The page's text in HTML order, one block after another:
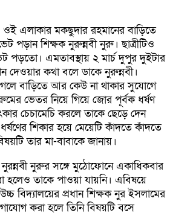
ওই এলাকার মকছুদার রহমানের বাড়িতে
পড়ান শিক্ষক নুরুন্নবী নুরু। ছাত্রীটিও
পড়তো। এমতাবস্থায় ২ মার্চ দুপুর দুইটার
দেওয়ার কথা বলে ডাকে নুরুন্নবী।
বাড়িতে আর কেউ না থাকার সুযোগে
ভেতর নিয়ে গিয়ে জোর পূর্বক ধর্ষণ
চেচামেচি করলে তাকে ছেড়ে দেন
শিকার হয়ে মেয়েটি কাঁদতে কাঁদতে
তার মা-বাবাকে জানায়।
নুরুর সঙ্গে মুঠোফোনে একাধিকবার
হলেও তাকে পাওয়া যায়নি। এবিষয়ে
বিদ্যালয়ের প্রধান শিক্ষক নুর ইসলামের
করা হলে তিনি বিষয়টি বসে